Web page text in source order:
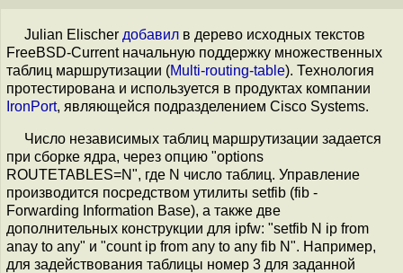
Julian Elischer добавил в дерево исходных текстов
FreeBSD-Current начальную поддержку множественных
таблиц маршрутизации (Multi-routing-table). Технология
протестирована и используется в продуктах компании
IronPort, являющейся подразделением Cisco Systems.
Число независимых таблиц маршрутизации задается
при сборке ядра, через опцию "options
ROUTETABLES=N", где N число таблиц. Управление
производится посредством утилиты setfib (fib -
Forwarding Information Base), а также две
дополнительных конструкции для ipfw: "setfib N ip from
anay to any" и "count ip from any to any fib N". Например,
для задействования таблицы номер 3 для заданной